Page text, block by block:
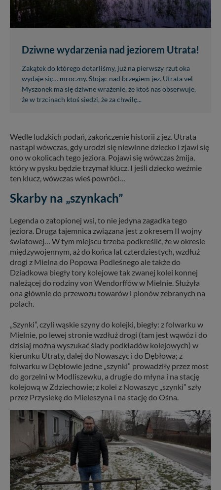
Dziwne wydarzenia nad jeziorem Utrata!
Zakątek do którego dotarliśmy, już na pierwszy rzut oka
wydaje się… mroczny. Stojąc nad brzegiem jez. Utrata vel
Myszonek ma się dziwne wrażenie, że ktoś nas obserwuje,
że w trzcinach ktoś siedzi, że za chwilę...
Wedle ludzkich podań, zakończenie historii z jez. Utrata
nastąpi wówczas, gdy urodzi się niewinne dziecko i zjawi się
ono w okolicach tego jeziora. Pojawi się wówczas żmija,
który w pysku będzie trzymał klucz. I jeśli dziecko weźmie
ten klucz, wówczas wieś powróci…
Skarby na „szynkach”
Legenda o zatopionej wsi, to nie jedyna zagadka tego
jeziora. Druga tajemnica związana jest z okresem II wojny
światowej… W tym miejscu trzeba podkreślić, że w okresie
międzywojennym, aż do końca lat czterdziestych, wzdłuż
drogi z Mielna do Popowa Podleśnego ale także do
Dziadkowa biegły tory kolejowe tak zwanej kolei konnej
należącej do rodziny von Wendorffów w Mielnie. Służyła
ona głównie do przewozu towarów i plonów zebranych na
polach.
„Szynki”, czyli wąskie szyny do kolejki, biegły: z folwarku w
Mielnie, po lewej stronie wzdłuż drogi (tam jest wąwóz i do
dzisiaj można wyszukać ślady podkładów kolejowych) w
kierunku Utraty, dalej do Nowaszyc i do Dębłowa; z
folwarku w Dębłowie jedne „szynki” prowadziły przez most
do gorzelni w Modliszewku, a drugie do młyna i na stację
kolejową w Zdziechowie; z kolei z Nowaszyc „szynki” szły
przez Przysiekę do Mieleszyna i na stację do Ośna.